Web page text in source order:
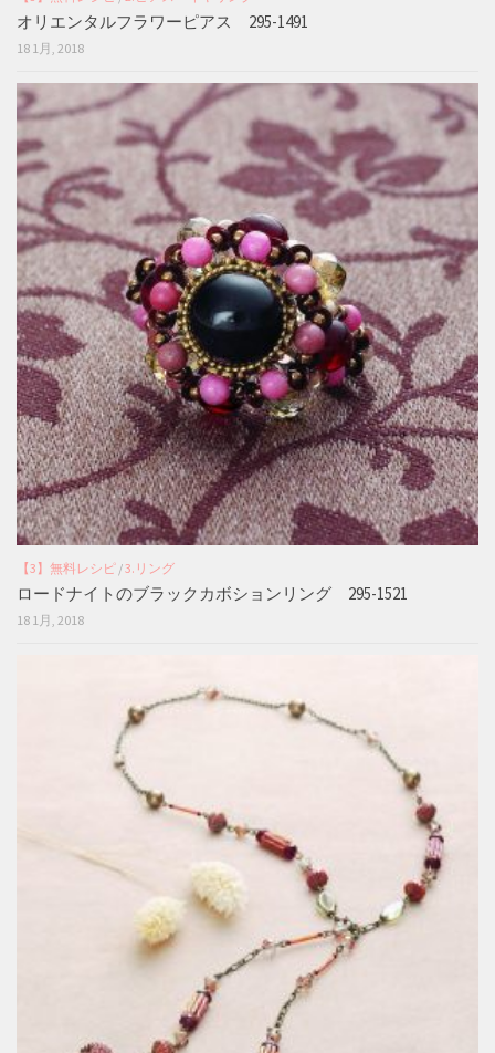
オリエンタルフラワーピアス 295-1491
18 1月, 2018
【3】無料レシピ /3.リング
ロードナイトのブラックカボションリング 295-1521
18 1月, 2018